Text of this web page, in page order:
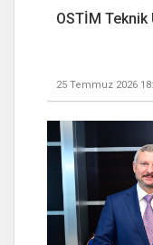
OSTİM
25 Temmuz 2026